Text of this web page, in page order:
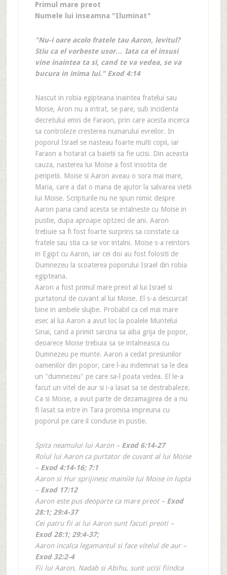
Primul mare preot
Numele lui inseamna "Iluminat"
"Nu-i oare acolo fratele tau Aaron, levitul?
Stiu ca el vorbeste usor… Iata ca el insusi
vine inaintea ta si, cand te va vedea, se va
bucura in inima lui." Exod 4:14
Nascut in robia egipteana inaintea fratelui sau
Moise, Aron nu a intrat, se pare, sub incidenta
decretului emis de Faraon, prin care acesta incerca
sa controleze cresterea numarului evreilor. In
poporul Israel se nasteau foarte multi copii, iar
Faraon a hotarat ca baietii sa fie ucisi. Din aceasta
cauza, nasterea lui Moise a fost insotita de
peripetii. Moise si Aaron aveau o sora mai mare,
Maria, care a dat o mana de ajutor la salvarea vietii
lui Moise. Scripturile nu ne spun nimic despre
Aaron pana cand acesta se intalneste cu Moise in
pustie, dupa aproape optzeci de ani. Aaron
trebuie sa fi fost foarte surprins sa constate ca
fratele sau stia ca se vor intalni. Moise s-a reintors
in Egipt cu Aaron, iar cei doi au fost folositi de
Dumnezeu la scoaterea poporului Israel din robia
egipteana.
Aaron a fost primul mare preot al lui Israel si
purtatorul de cuvant al lui Moise. El s-a descurcat
bine in ambele slujbe. Probabil ca cel mai mare
esec al lui Aaron a avut loc la poalele Muntelui
Sinai, cand a primit sarcina sa aiba grija de popor,
deoarece Moise trebuia sa se intalneasca cu
Dumnezeu pe munte. Aaron a cedat presiunilor
oamenilor din popor, care l-au indemnat sa le dea
un "dumnezeu" pe care sa-l poata vedea. El le-a
facut un vitel de aur si i-a lasat sa se destrabaleze.
Ca si Moise, a avut parte de dezamagirea de a nu
fi lasat sa intre in Tara promisa impreuna cu
poporul pe care il conduse in pustie.
Spita neamului lui Aaron – Exod 6:14-27
Rolul lui Aaron ca purtator de cuvant al lui Moise
– Exod 4:14-16; 7:1
Aaron si Hur sprijinesc mainile lui Moise in lupta
– Exod 17:12
Aaron este pus deoparte ca mare preot – Exod
28:1; 29:4-37
Cei patru fii ai lui Aaron sunt facuti preoti –
Exod 28:1; 29:4-37;
Aaron incalca legamantul si face vitelul de aur –
Exod 32:2-4
Fii lui Aaron, Nadab si Abihu, sunt ucisi fiindca